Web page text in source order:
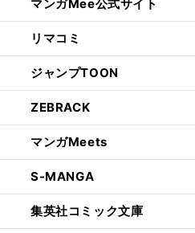
マンガMee公式サイト
リマコミ
ジャンプTOON
ZEBRACK
マンガMeets
S-MANGA
集英社コミック文庫